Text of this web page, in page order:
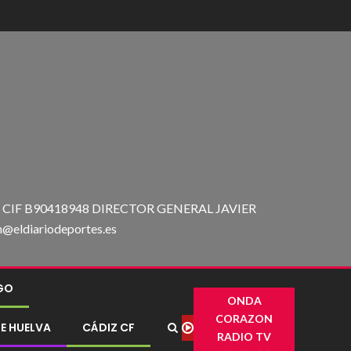
B90418948 DIRECTOR GENERAL JAVIER
HUELVA CÁDIZ CF
ONDA
CORAZON
RADIO TV